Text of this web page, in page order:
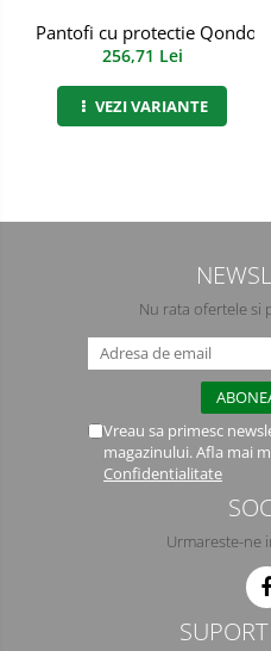
Semimasti
Viziere de protectie
Pantofi cu protectie Qondor
256,71 Lei
VEZI VARIANTE
Nu rata ofertele si
Vreau sa primesc
magazinului. Afla mai
Confidentialitate
Urmareste-ne